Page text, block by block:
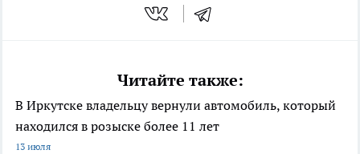
Читайте также:
В Иркутске владельцу вернули автомобиль, который
находился в розыске более 11 лет
13 июля